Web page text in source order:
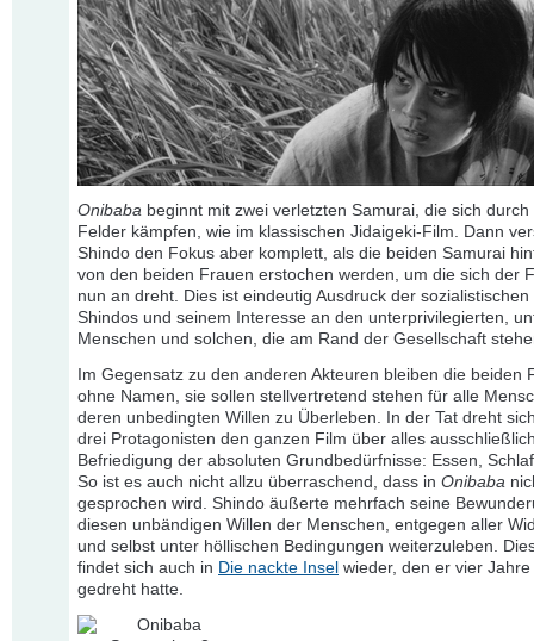
Onibaba beginnt mit zwei verletzten Samurai, die sich
Felder kämpfen, wie im klassischen Jidaigeki-Film. Dann
Shindo den Fokus aber komplett, als die beiden Samurai
von den beiden Frauen erstochen werden, um die sich der
nun an dreht. Dies ist eindeutig Ausdruck der sozialistischen
Shindos und seinem Interesse an den unterprivilegierten,
Menschen und solchen, die am Rand der Gesellschaft
Im Gegensatz zu den anderen Akteuren bleiben die beiden
ohne Namen, sie sollen stellvertretend stehen für alle
deren unbedingten Willen zu Überleben. In der Tat dreht
drei Protagonisten den ganzen Film über alles
Befriedigung der absoluten Grundbedürfnisse: Essen,
So ist es auch nicht allzu überraschend, dass in Onibaba
gesprochen wird. Shindo äußerte mehrfach seine
diesen unbändigen Willen der Menschen, entgegen aller
und selbst unter höllischen Bedingungen weiterzuleben.
findet sich auch in Die nackte Insel wieder, den er vier
gedreht hatte.